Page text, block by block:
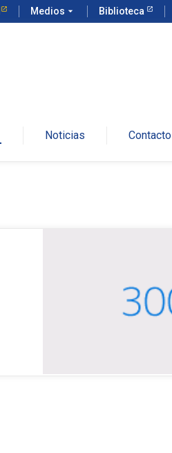
Medios arrow_drop_down Biblioteca
Noticias Contacto